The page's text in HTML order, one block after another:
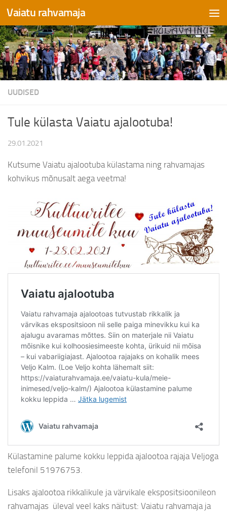
Skip to content
Vaiatu rahvamaja
UUDISED
Tule külasta Vaiatu ajalootuba!
29.01.2021
Kutsume Vaiatu ajalootuba külastama ning rahvamajas
kohvikus mõnusalt aega veetma!
Külastamine palume kokku leppida ajalootoa rajaja Veljoga
telefonil 51976753.
Lisaks ajalootoa rikkalikule ja värvikale ekspositsioonileon
rahvamajas üleval veel kaks näitust: Vaiatu rahvamaja ja